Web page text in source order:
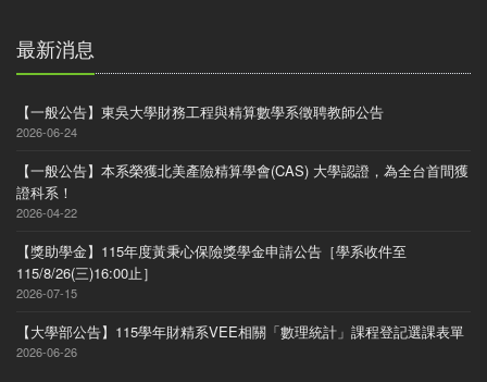
最新消息
【一般公告】東吳大學財務工程與精算數學系徵聘教師公告
2026-06-24
【一般公告】本系榮獲北美產險精算學會(CAS) 大學認證，為全台首間獲
證科系！
2026-04-22
【獎助學金】115年度黃秉心保險獎學金申請公告［學系收件至
115/8/26(三)16:00止］
2026-07-15
【大學部公告】115學年財精系VEE相關「數理統計」課程登記選課表單
2026-06-26